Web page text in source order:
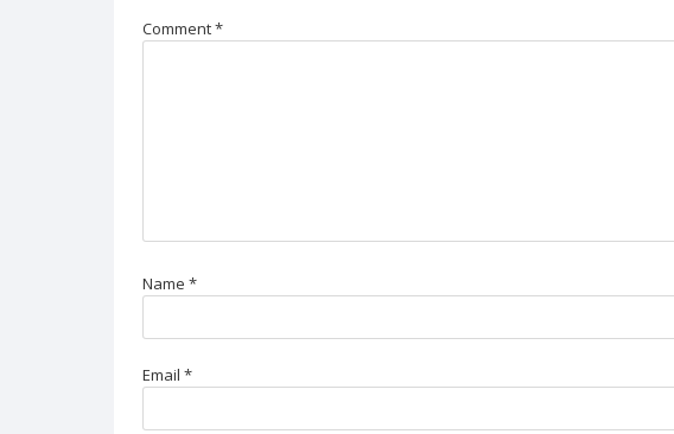
Comment*
Name *
Email *